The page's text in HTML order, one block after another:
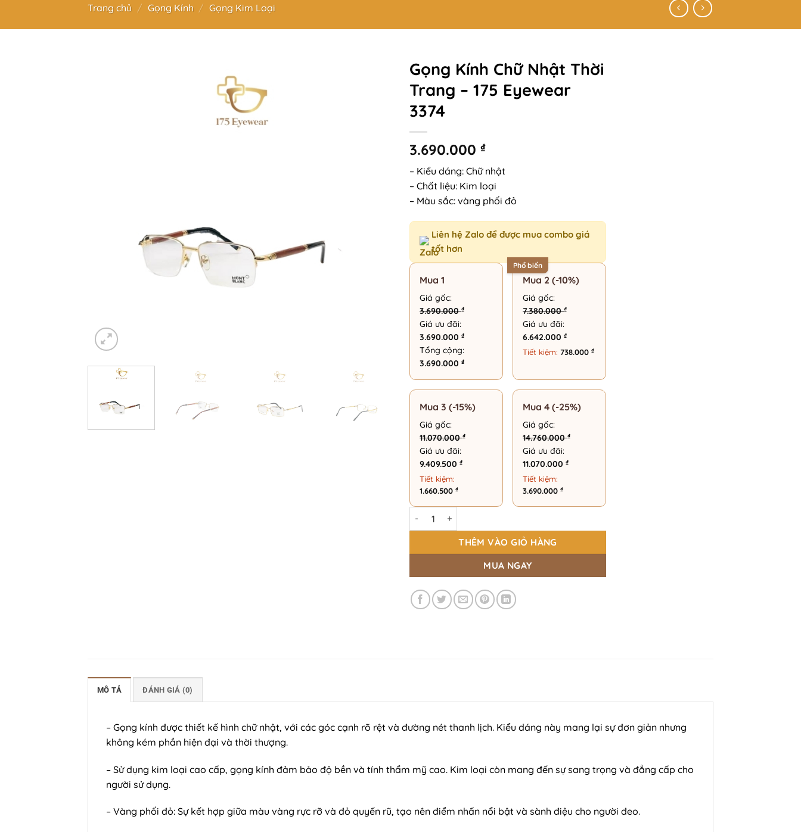
Trang chủ / Gọng Kính / Gọng Kim Loại
Gọng Kính Chữ Nhật Thời
Trang – 175 Eyewear
3374
3.690.000 ₫
– Kiểu dáng: Chữ nhật
– Chất liệu: Kim loại
– Màu sắc: vàng phối đỏ
Liên hệ Zalo để được mua combo giá
tốt hơn
Mua 1
Giá gốc:
3.690.000₫
Giá ưu đãi:
3.690.000 ₫
Tổng cộng:
3.690.000 ₫
Phổ biến
Mua 2 (-10%)
Giá gốc:
7.380.000₫
Giá ưu đãi:
6.642.000 ₫
Tiết kiệm: 738.000 ₫
Mua 3 (-15%)
Giá gốc:
11.070.000₫
Giá ưu đãi:
9.409.500 ₫
Tiết kiệm:
1.660.500 ₫
Mua 4 (-25%)
Giá gốc:
14.760.000₫
Giá ưu đãi:
11.070.000 ₫
Tiết kiệm:
3.690.000 ₫
Gọng Kính Chữ Nhật Thời Trang - 175 Eyewear 3374 số lượng
THÊM VÀO GIỎ HÀNG
MUA NGAY
MÔ TẢ ĐÁNH GIÁ (0)
– Gọng kính được thiết kế hình chữ nhật, với các góc cạnh rõ rệt và đường nét thanh lịch. Kiểu dáng này mang lại sự đơn giản nhưng
không kém phần hiện đại và thời thượng.
– Sử dụng kim loại cao cấp, gọng kính đảm bảo độ bền và tính thẩm mỹ cao. Kim loại còn mang đến sự sang trọng và đẳng cấp cho
người sử dụng.
– Vàng phối đỏ: Sự kết hợp giữa màu vàng rực rỡ và đỏ quyến rũ, tạo nên điểm nhấn nổi bật và sành điệu cho người đeo.